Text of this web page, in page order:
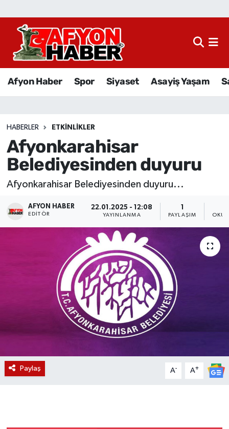
Afyon Haber Spor Siyaset Asayiş Yaşam
HABERLER ETKINLIKLER
Afyonkarahisar
Belediyesinden duyuru
Afyonkarahisar Belediyesinden duyuru...
AFYON HABER
EDITÖR
22.01.2025 - 12:08
YAYINLANMA PAYLAŞIM
Paylaş A- A+
Afyon Haber
Sağlık
Eğitim
Etkinlikler